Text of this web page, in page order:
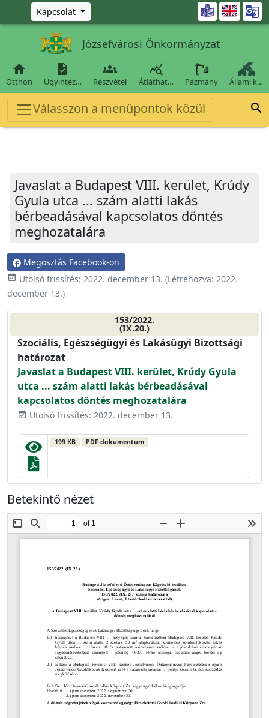
Ugrás a fő tartalomra
Kapcsolat 
Józsefvárosi Önkormányzat

Otthon

Ügyintéz…

Részvétel

Átláthat… Pázmány Állami k…
Válasszon a menüpontok közül 
Javaslat a Budapest VIII. kerület, Krúdy
Gyula utca ... szám alatti lakás
bérbeadásával kapcsolatos döntés
meghozatalára
Megosztás Facebook-on
event_available Utolsó frissítés: 2022. december 13. (Létrehozva: 2022.
december 13.)
153/2022.
(IX.20.)
Szociális, Egészségügyi és Lakásügyi Bizottsági
határozat
Javaslat a Budapest VIII. kerület, Krúdy Gyula
utca ... szám alatti lakás bérbeadásával
kapcsolatos döntés meghozatalára
event_available Utolsó frissítés: 2022. december 13.
199 KB PDF dokumentum
Betekintő nézet